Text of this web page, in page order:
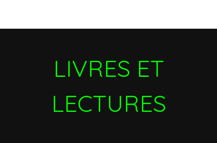
LIVRES ET
LECTURES